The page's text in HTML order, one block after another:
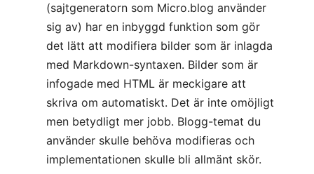
(sajtgeneratorn som Micro.blog använder
sig av) har en inbyggd funktion som gör
det lätt att modifiera bilder som är inlagda
med Markdown-syntaxen. Bilder som är
infogade med HTML är meckigare att
skriva om automatiskt. Det är inte omöjligt
men betydligt mer jobb. Blogg-temat du
använder skulle behöva modifieras och
implementationen skulle bli allmänt skör.